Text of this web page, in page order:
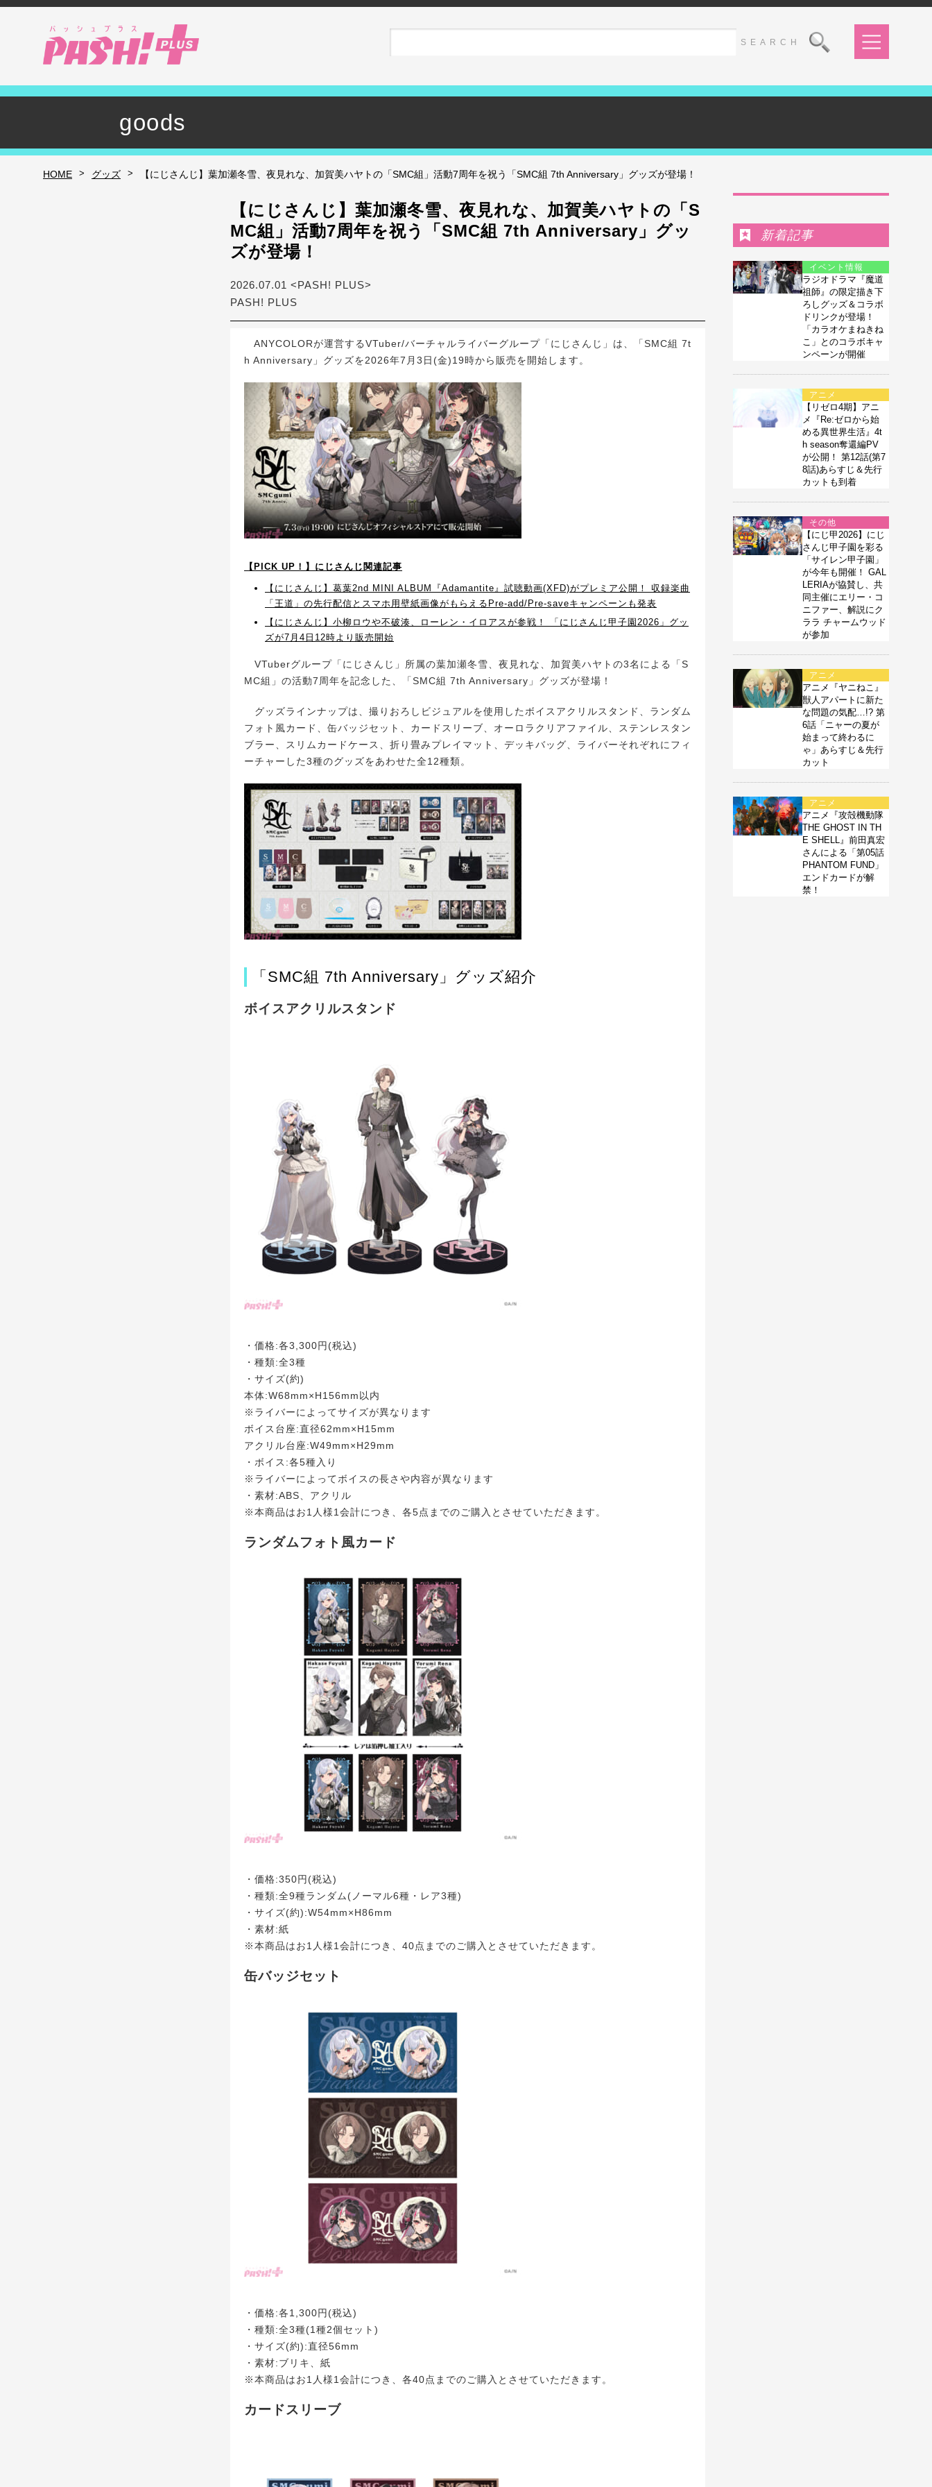
goods
HOME > グッズ > 【にじさんじ】葉加瀬冬雪、夜見れな、加賀美ハヤトの「SMC組」活動7周年を祝う「SMC組 7th Anniversary」グッズが登場！
【にじさんじ】葉加瀬冬雪、夜見れな、加賀美ハヤトの「S
MC組」活動7周年を祝う「SMC組 7th Anniversary」グッ
ズが登場！
2026.07.01 <PASH! PLUS>
PASH! PLUS
ANYCOLORが運営するVTuber/バーチャルライバーグループ「にじさんじ」は、「SMC組 7t
h Anniversary」グッズを2026年7月3日(金)19時から販売を開始します。
【PICK UP！】にじさんじ関連記事
【にじさんじ】葛葉2nd MINI ALBUM『Adamantite』試聴動画(XFD)がプレミア公開！ 収録楽曲
「王道」の先行配信とスマホ用壁紙画像がもらえるPre-add/Pre-saveキャンペーンも発表
【にじさんじ】小柳ロウや不破湊、ローレン・イロアスが参戦！ 「にじさんじ甲子園2026」グッ
ズが7月4日12時より販売開始
VTuberグループ「にじさんじ」所属の葉加瀬冬雪、夜見れな、加賀美ハヤトの3名による「S
MC組」の活動7周年を記念した、「SMC組 7th Anniversary」グッズが登場！
グッズラインナップは、撮りおろしビジュアルを使用したボイスアクリルスタンド、ランダム
フォト風カード、缶バッジセット、カードスリーブ、オーロラクリアファイル、ステンレスタン
ブラー、スリムカードケース、折り畳みプレイマット、デッキバッグ、ライバーそれぞれにフィ
ーチャーした3種のグッズをあわせた全12種類。
「SMC組 7th Anniversary」グッズ紹介
ボイスアクリルスタンド
・価格:各3,300円(税込)
・種類:全3種
・サイズ(約)
本体:W68mm×H156mm以内
※ライバーによってサイズが異なります
ボイス台座:直径62mm×H15mm
アクリル台座:W49mm×H29mm
・ボイス:各5種入り
※ライバーによってボイスの長さや内容が異なります
・素材:ABS、アクリル
※本商品はお1人様1会計につき、各5点までのご購入とさせていただきます。
ランダムフォト風カード
・価格:350円(税込)
・種類:全9種ランダム(ノーマル6種・レア3種)
・サイズ(約):W54mm×H86mm
・素材:紙
※本商品はお1人様1会計につき、40点までのご購入とさせていただきます。
缶バッジセット
・価格:各1,300円(税込)
・種類:全3種(1種2個セット)
・サイズ(約):直径56mm
・素材:ブリキ、紙
※本商品はお1人様1会計につき、各40点までのご購入とさせていただきます。
カードスリーブ
新着記事
イベント情報
ラジオドラマ『魔道
祖師』の限定描き下
ろしグッズ＆コラボ
ドリンクが登場！
「カラオケまねきね
こ」とのコラボキャ
ンペーンが開催
アニメ
【リゼロ4期】アニ
メ『Re:ゼロから始
める異世界生活』4t
h season奪還編PV
が公開！ 第12話(第7
8話)あらすじ＆先行
カットも到着
その他
【にじ甲2026】にじ
さんじ甲子園を彩る
「サイレン甲子園」
が今年も開催！ GAL
LERIAが協賛し、共
同主催にエリー・コ
ニファー、解説にク
ララ チャームウッド
が参加
アニメ
アニメ『ヤニねこ』
獣人アパートに新た
な問題の気配…!? 第
6話「ニャーの夏が
始まって終わるに
ゃ」あらすじ＆先行
カット
アニメ
アニメ『攻殻機動隊
THE GHOST IN TH
E SHELL』前田真宏
さんによる「第05話
PHANTOM FUND」
エンドカードが解
禁！